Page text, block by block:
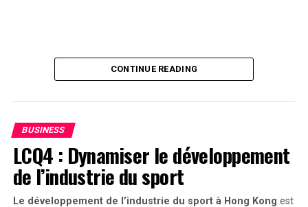
ressources pour se remettre rapidement avant que les
pertes ne s’aggravent.
CYBERSÉCURITÉ
UP NEXT
67 % des marketeurs estiment que le manque de
formation freine l’adoption de l’IA : un défi à relever !
DON'T MISS
hésitantes et si cela permettra d’accélérer
significativement l’électrification de leurs flottes
professionnelles dans un avenir proche.
CONTINUE READING
BUSINESS
LCQ4 : Dynamiser le développement
de l’industrie du sport
Le développement de l’industrie du sport à Hong Kong est